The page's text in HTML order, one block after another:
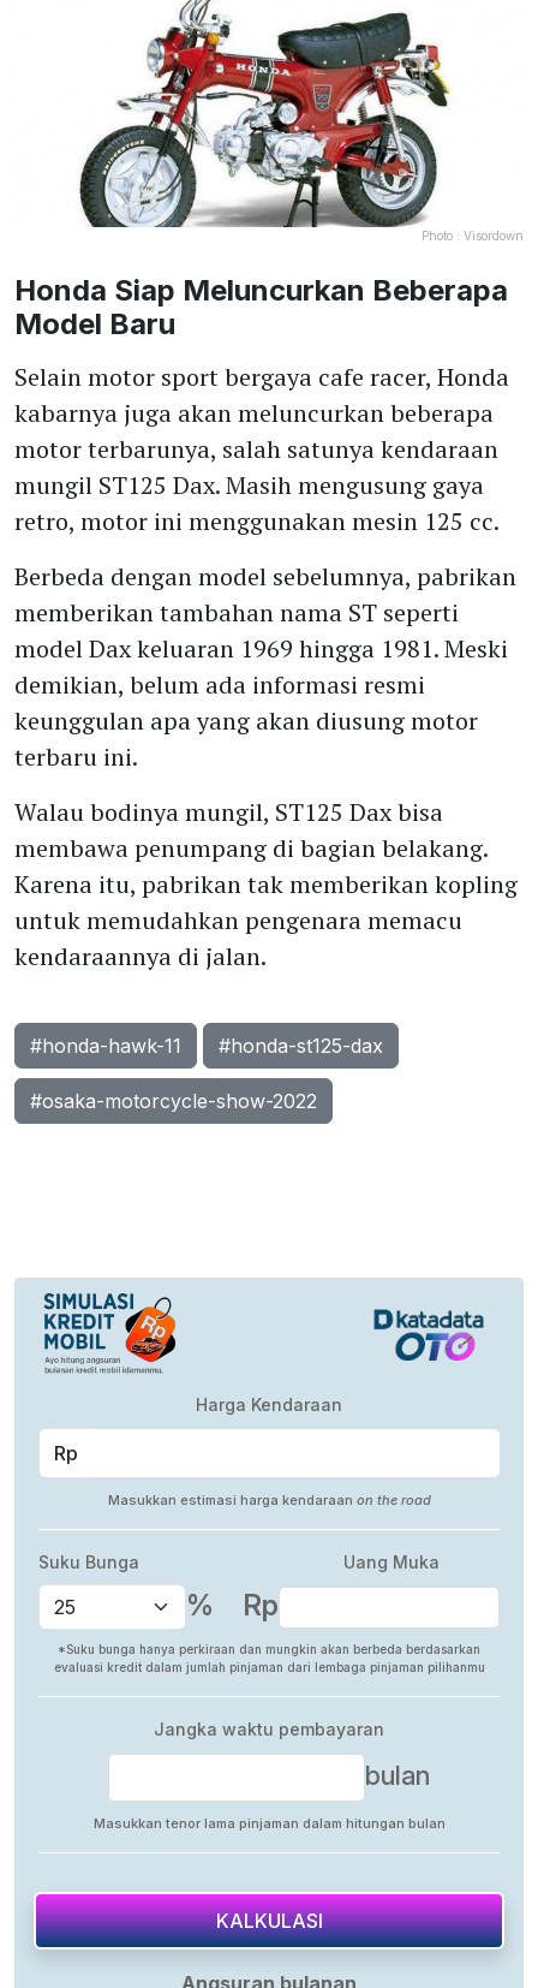
Photo : Visordown
Honda Siap Meluncurkan Beberapa
Model Baru
Selain motor sport bergaya cafe racer, Honda
kabarnya juga akan meluncurkan beberapa
motor terbarunya, salah satunya kendaraan
mungil ST125 Dax. Masih mengusung gaya
retro, motor ini menggunakan mesin 125 cc.
Berbeda dengan model sebelumnya, pabrikan
memberikan tambahan nama ST seperti
model Dax keluaran 1969 hingga 1981. Meski
demikian, belum ada informasi resmi
keunggulan apa yang akan diusung motor
terbaru ini.
Walau bodinya mungil, ST125 Dax bisa
membawa penumpang di bagian belakang.
Karena itu, pabrikan tak memberikan kopling
untuk memudahkan pengenara memacu
kendaraannya di jalan.
#honda-hawk-11 #honda-st125-dax
#osaka-motorcycle-show-2022